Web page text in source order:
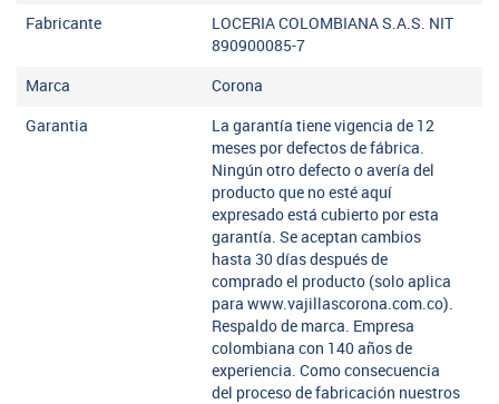
Fabricante
LOCERIA COLOMBIANA S.A.S. NIT
890900085-7
Marca Corona
Garantia
La garantía tiene vigencia de 12
meses por defectos de fábrica.
Ningún otro defecto o avería del
producto que no esté aquí
expresado está cubierto por esta
garantía. Se aceptan cambios
hasta 30 días después de
comprado el producto (solo aplica
para www.vajillascorona.com.co).
Respaldo de marca. Empresa
colombiana con 140 años de
experiencia. Como consecuencia
del proceso de fabricación nuestros